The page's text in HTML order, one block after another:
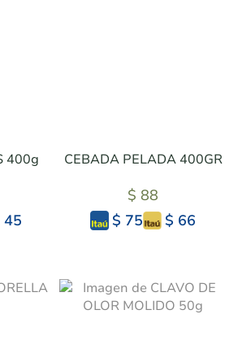
400g
45
CEBADA PELADA 400GR
$ 88
$ 75
$ 66